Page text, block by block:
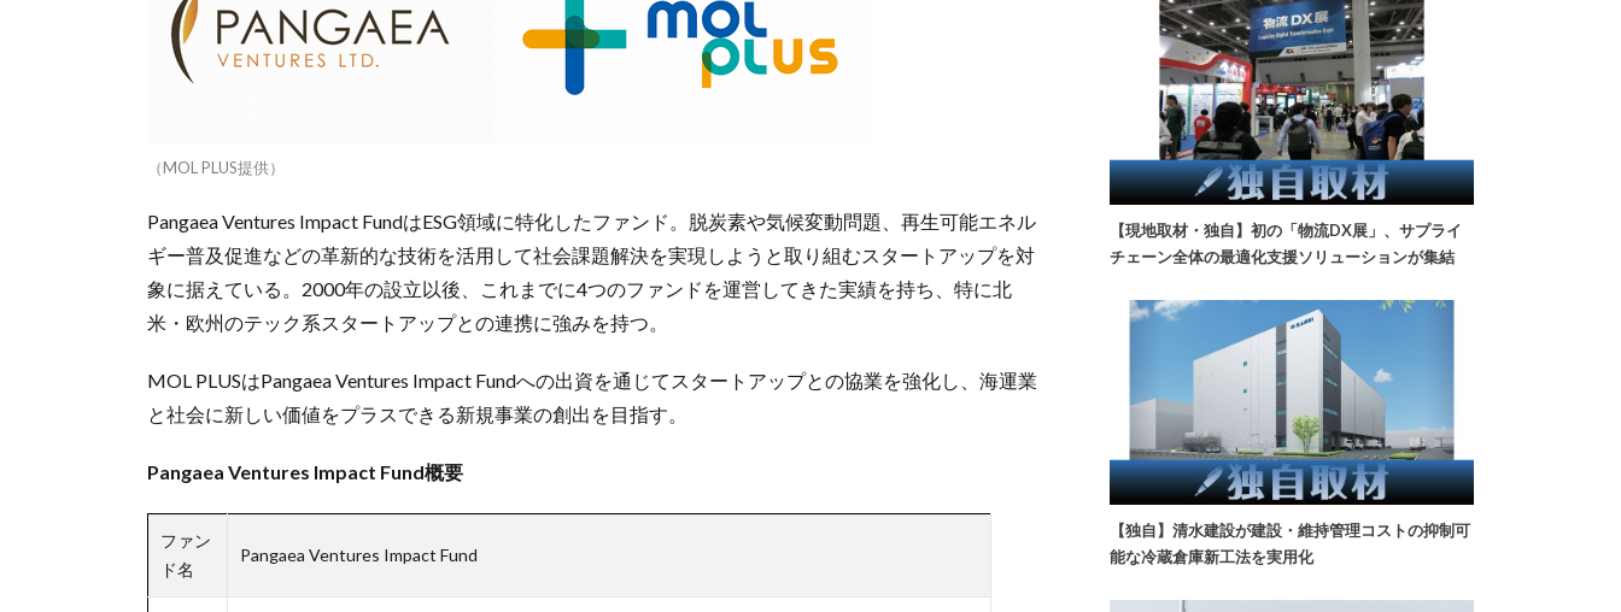
（MOL PLUS提供）
Pangaea Ventures Impact FundはESG領域に特化したファンド。脱炭素や気候変動問題、再生可能エネル
ギー普及促進などの革新的な技術を活用して社会課題解決を実現しようと取り組むスタートアップを対
象に据えている。2000年の設立以後、これまでに4つのファンドを運営してきた実績を持ち、特に北
米・欧州のテック系スタートアップとの連携に強みを持つ。
MOL PLUSはPangaea Ventures Impact Fundへの出資を通じてスタートアップとの協業を強化し、海運業
と社会に新しい価値をプラスできる新規事業の創出を目指す。
Pangaea Ventures Impact Fund概要
ファン
ド名
Pangaea Ventures Impact Fund
【現地取材・独自】初の「物流DX展」、サプライ
チェーン全体の最適化支援ソリューションが集結
【独自】清水建設が建設・維持管理コストの抑制可
能な冷蔵倉庫新工法を実用化